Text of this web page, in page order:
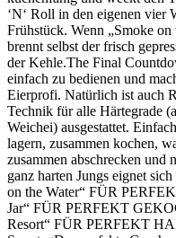
‘N‘ Roll in den eigenen vier
Frühstück. Wenn „Smoke
brennt selbst der frisch
der Kehle.The Final
einfach zu bedienen und
Eierprofi. Natürlich ist auch
Technik für alle Härtegrade
Weichei) ausgestattet.
lagern, zusammen kochen,
zusammen abschrecken und
ganz harten Jungs eignet
on the Water“ FÜR
Jar“ FÜR PERFEKT
Resort“ FÜR PERFEKT